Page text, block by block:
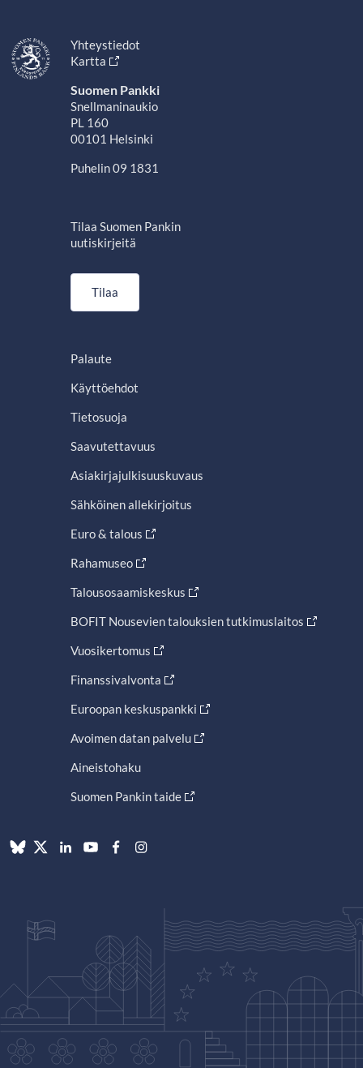
Yhteystiedot
Kartta
Suomen Pankki
Snellmaninaukio
PL 160
00101 Helsinki
Puhelin 09 1831
Tilaa Suomen Pankin
uutiskirjeitä
Tilaa
Palaute
Käyttöehdot
Tietosuoja
Saavutettavuus
Asiakirjajulkisuuskuvaus
Sähköinen allekirjoitus
Euro & talous
Rahamuseo
Talousosaamiskeskus
BOFIT Nousevien talouksien tutkimuslaitos
Vuosikertomus
Finanssivalvonta
Euroopan keskuspankki
Avoimen datan palvelu
Aineistohaku
Suomen Pankin taide